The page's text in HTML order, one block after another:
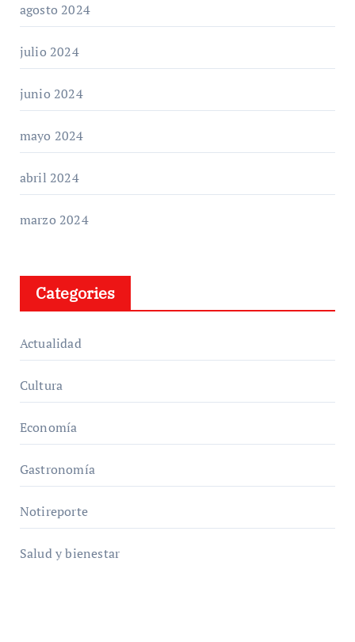
agosto 2024
julio 2024
junio 2024
mayo 2024
abril 2024
marzo 2024
Categories
Actualidad
Cultura
Economía
Gastronomía
Notireporte
Salud y bienestar